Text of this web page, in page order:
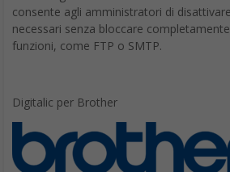
consente agli amministratori di
necessari senza bloccare
funzioni, come FTP o SMTP.
Digitalic per Brother